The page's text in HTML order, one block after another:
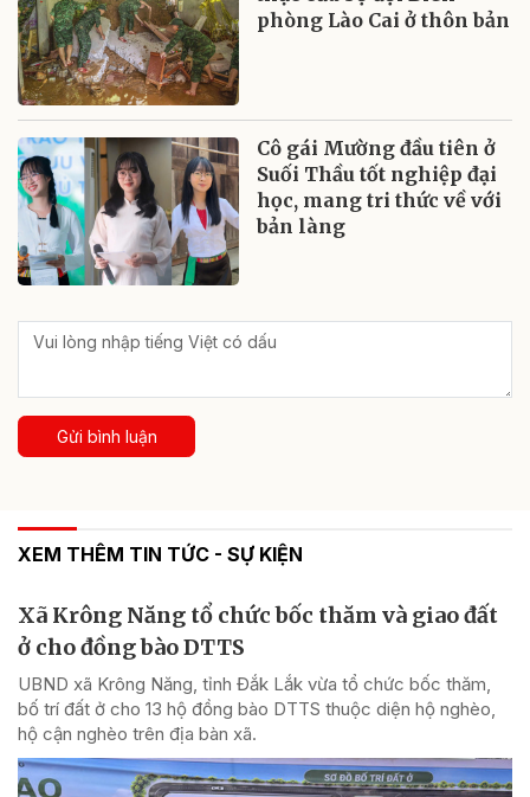
phòng Lào Cai ở thôn bản
Cô gái Mường đầu tiên ở
Suối Thầu tốt nghiệp đại
học, mang tri thức về với
bản làng
Gửi bình luận
XEM THÊM TIN TỨC - SỰ KIỆN
Xã Krông Năng tổ chức bốc thăm và giao đất
ở cho đồng bào DTTS
UBND xã Krông Năng, tỉnh Đắk Lắk vừa tổ chức bốc thăm,
bố trí đất ở cho 13 hộ đồng bào DTTS thuộc diện hộ nghèo,
hộ cận nghèo trên địa bàn xã.